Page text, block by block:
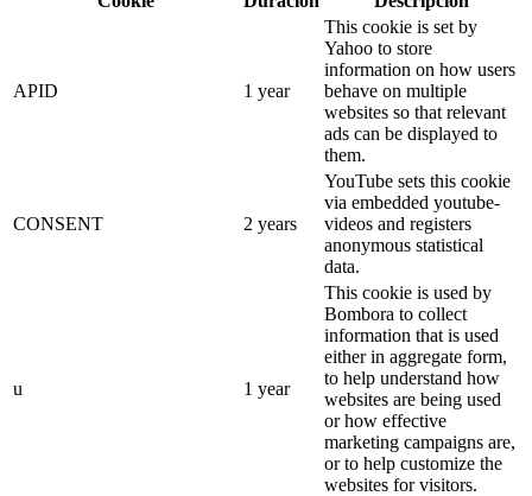
APID 1 year
This cookie is set by
Yahoo to store
information on how users
behave on multiple
websites so that relevant
ads can be displayed to
them.
CONSENT 2 years
YouTube sets this cookie
via embedded youtube-
videos and registers
anonymous statistical
data.
u 1 year
This cookie is used by
Bombora to collect
information that is used
either in aggregate form,
to help understand how
websites are being used
or how effective
marketing campaigns are,
or to help customize the
websites for visitors.